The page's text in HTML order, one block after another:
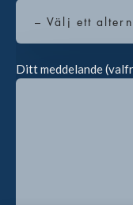
Ditt meddelande